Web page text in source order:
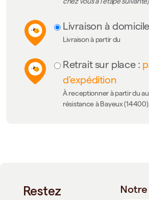
chez vous à l'étape suivante)
Livraison à
Livraison à partir du
Retrait sur place :
d'expédition
À receptionner à partir du
résistance à Bayeux (14400).
Restez